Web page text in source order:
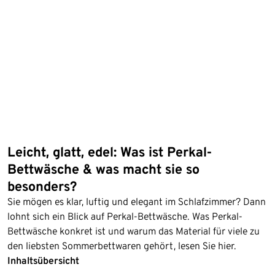
Leicht, glatt, edel: Was ist Perkal-
Bettwäsche & was macht sie so
besonders?
Sie mögen es klar, luftig und elegant im Schlafzimmer? Dann
lohnt sich ein Blick auf Perkal-Bettwäsche. Was Perkal-
Bettwäsche konkret ist und warum das Material für viele zu
den liebsten Sommerbettwaren gehört, lesen Sie hier.
Inhaltsübersicht